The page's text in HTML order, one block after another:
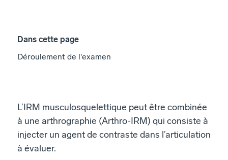
Dans cette page
Déroulement de l'examen
L’IRM musculosquelettique peut être combinée
à une arthrographie (Arthro-IRM) qui consiste à
injecter un agent de contraste dans l’articulation
à évaluer.